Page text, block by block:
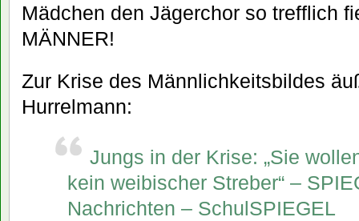
Mädchen den Jägerchor so trefflich
MÄNNER!
Zur Krise des Männlichkeitsbildes
Hurrelmann:
Jungs in der Krise: „Sie
kein weibischer Streber“ –
Nachrichten – SchulSPIEGEL